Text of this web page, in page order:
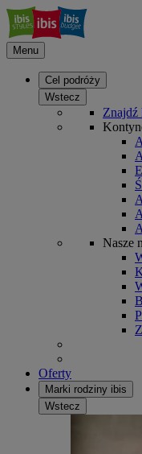
Menu
Cel podróży
Wstecz
Znajdź
Nasze
Oferty
Marki rodziny ibis
Wstecz